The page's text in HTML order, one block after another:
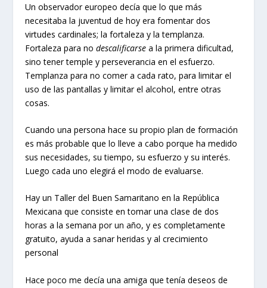
Un observador europeo decía que lo que más
necesitaba la juventud de hoy era fomentar dos
virtudes cardinales; la fortaleza y la templanza.
Fortaleza para nodescalificarse a la primera dificultad,
sino tener temple y perseverancia en el esfuerzo.
Templanza para no comer a cada rato, para limitar el
uso de las pantallas y limitar el alcohol, entre otras
cosas.
Cuando una persona hace su propio plan de formación
es más probable que lo lleve a cabo porque ha medido
sus necesidades, su tiempo, su esfuerzo y su interés.
Luego cada uno elegirá el modo de evaluarse.
Hay un Taller del Buen Samaritano en la República
Mexicana que consiste en tomar una clase de dos
horas a la semana por un año, y es completamente
gratuito, ayuda a sanar heridas y al crecimiento
personal
Hace poco me decía una amiga que tenía deseos de